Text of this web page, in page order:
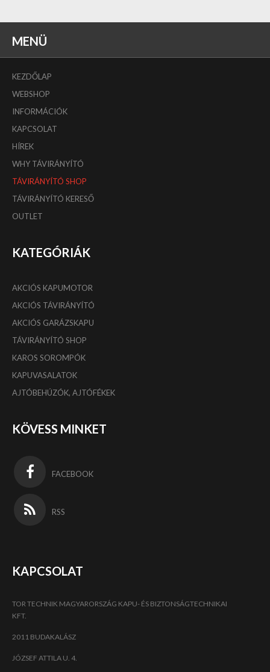
MENÜ
KEZDŐLAP
WEBSHOP
INFORMÁCIÓK
KAPCSOLAT
HÍREK
WHY TÁVIRÁNYÍTÓ
TÁVIRÁNYÍTÓ SHOP
TÁVIRÁNYÍTÓ KERESŐ
OUTLET
KATEGÓRIÁK
AKCIÓS KAPUMOTOR
AKCIÓS TÁVIRÁNYÍTÓ
AKCIÓS GARÁZSKAPU
TÁVIRÁNYÍTÓ SHOP
KAROS SOROMPÓK
KAPUVASALATOK
AJTÓBEHÚZÓK, AJTÓFÉKEK
KÖVESS MINKET
FACEBOOK
RSS
KAPCSOLAT
TOR TECHNIK MAGYARORSZÁG KAPU- ÉS BIZTONSÁGTECHNIKAI
KFT.
2011 BUDAKALÁSZ
JÓZSEF ATTILA U. 4.